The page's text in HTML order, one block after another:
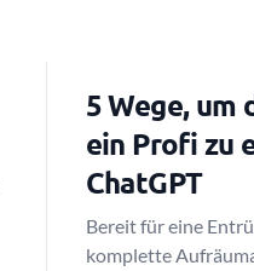
5 Wege, um
ein Profi zu
ChatGPT
Bereit für eine
komplette